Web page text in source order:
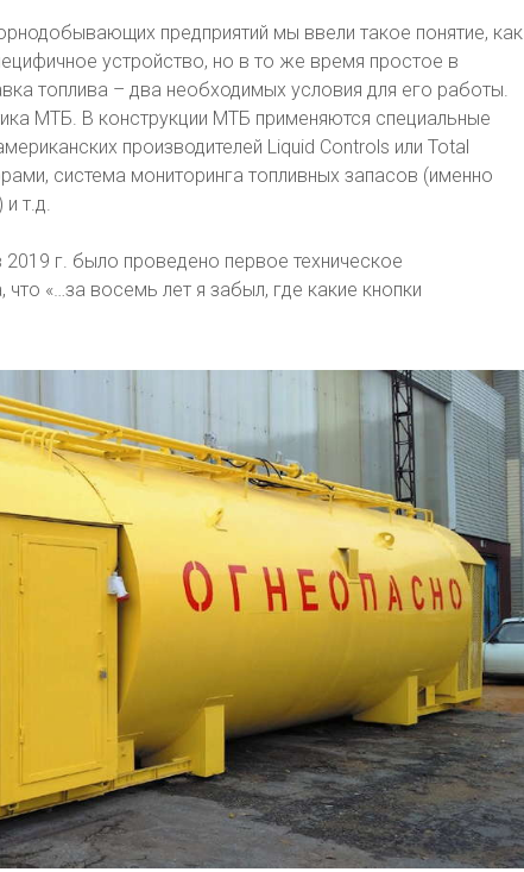
предприятий мы ввели такое понятие, как
устройство, но в то же время простое в
топлива – два необходимых условия для его работы.
МТБ. В конструкции МТБ применяются специальные
производителей Liquid Controls или Total
система мониторинга топливных запасов (именно
т.д.
г. было проведено первое техническое
«…за восемь лет я забыл, где какие кнопки